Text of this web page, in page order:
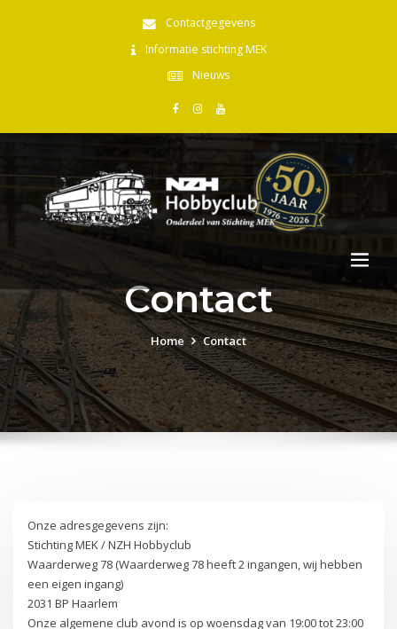
Contactgegevens
Informatie stichting MEK
Nieuws
Contact
Home Contact
Onze adresgegevens zijn:
Stichting MEK / NZH Hobbyclub
Waarderweg 78 (Waarderweg 78 heeft 2 ingangen, wij hebben
een eigen ingang)
2031 BP Haarlem
Onze algemene club avond is op woensdag van 19:00 tot 23:00